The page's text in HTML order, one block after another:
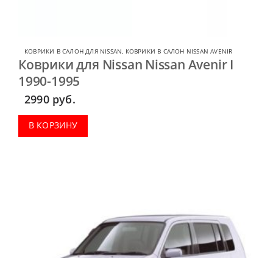
КОВРИКИ В САЛОН ДЛЯ NISSAN КОВРИКИ В САЛОН NISSAN AVENIR
Коврики для Nissan Nissan Avenir I
1990-1995
2990 руб.
В КОРЗИНУ